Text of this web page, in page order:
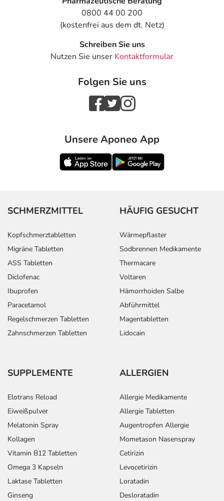
0800 44 00 200
(kostenfrei aus dem dt. Netz)
Schreiben Sie uns
Nutzen Sie unser Kontaktformular
Folgen Sie uns
Unsere Aponeo App
SCHMERZMITTEL
Kopfschmerztabletten
Migräne Tabletten
ASS Tabletten
Diclofenac
Ibuprofen
Paracetamol
Regelschmerzen Tabletten
Zahnschmerzen Tabletten
HÄUFIG GESUCHT
Wärmepflaster
Sodbrennen Medikamente
Thermacare
Voltaren
Hämorrhoiden Salbe
Abführmittel
Magentabletten
Lidocain
SUPPLEMENTE
Elotrans Reload
Eiweißpulver
Melatonin Spray
Kollagen
Vitamin B12 Tabletten
Omega 3 Kapseln
Laktase Tabletten
Ginseng
ALLERGIEN
Allergie Medikamente
Allergie Tabletten
Augentropfen Allergie
Mometason Nasenspray
Cetirizin
Levocetirizin
Loratadin
Desloratadin